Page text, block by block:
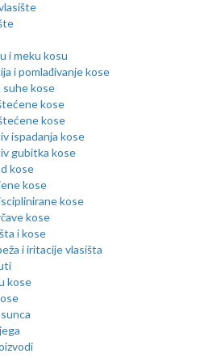
i meku kosu
i pomlađivanje kose
suhe kose
kose
kose
ispadanja kose
gubitka kose
kose
kose
kose
kose
i kose
i iritacije vlasišta
kose